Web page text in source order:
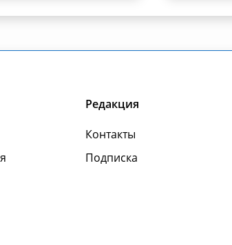
Редакция
Контакты
Подписка